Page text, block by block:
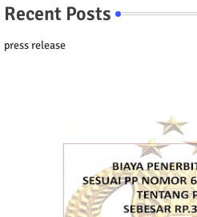
Recent Posts
press release